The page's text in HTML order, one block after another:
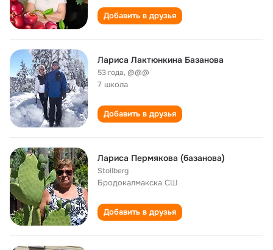
Добавить в друзья
Лариса Лактюнкина Базанова
53 года, @@@
7 школа
Добавить в друзья
Лариса Пермякова (базанова)
Stollberg
Бродокалмакска СШ
Добавить в друзья